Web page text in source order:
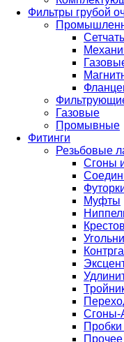
Фильтры грубой
Газовые
Промывные
Фитинги
Резьбовые
Сгоны
Муфты
Сгоны-
Пробки
Прочее